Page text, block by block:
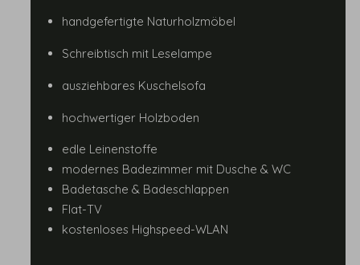
handgefertigte Naturholzmöbel
Schreibtisch mit Leselampe
ausziehbares Kuschelsofa
hochwertiger Holzboden
edle Leinenstoffe
modernes Badezimmer mit Dusche & WC
Badetasche & Badeschlappen
Flat-TV
kostenloses Highspeed-WLAN